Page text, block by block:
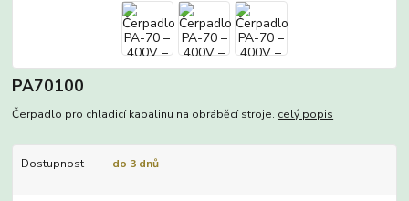
PA70100
Čerpadlo pro chladicí kapalinu na obráběcí stroje. celý popis
Dostupnost do 3 dnů